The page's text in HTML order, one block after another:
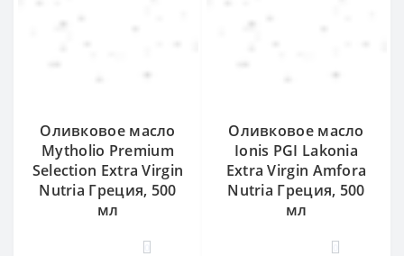
Оливковое масло
Mytholio Premium
Selection Extra Virgin
Nutria Греция, 500
мл
Оливковое масло
Ionis PGI Lakonia
Extra Virgin Amfora
Nutria Греция, 500
мл